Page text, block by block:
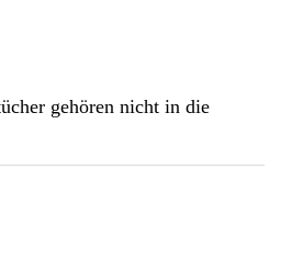
gehören nicht in die